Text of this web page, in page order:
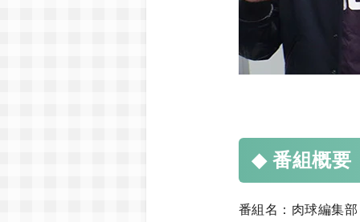
番組概要
番組名：肉球編集